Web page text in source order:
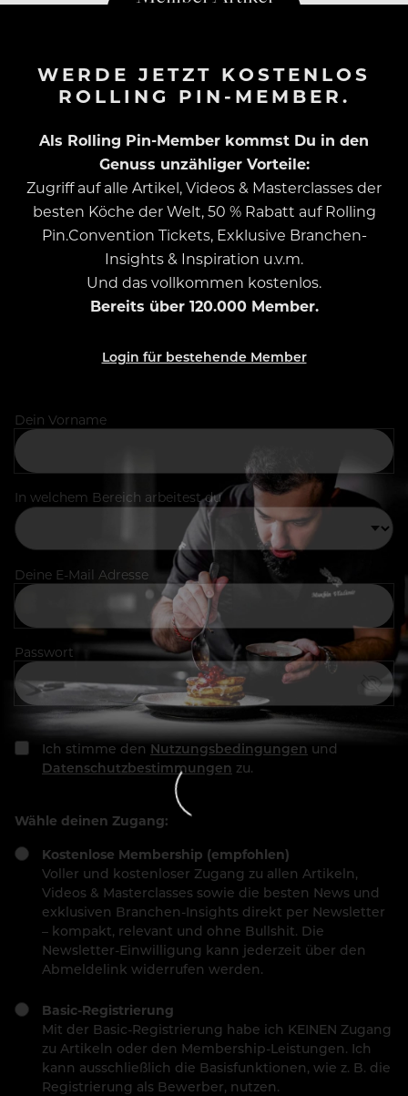
WERDE JETZT KOSTENLOS
ROLLING PIN-MEMBER.
Als Rolling Pin-Member kommst Du in den
Genuss unzähliger Vorteile:
Zugriff auf alle Artikel, Videos & Masterclasses der
besten Köche der Welt, 50 % Rabatt auf Rolling
Pin.Convention Tickets, Exklusive Branchen-
Insights & Inspiration u.v.m.
Und das vollkommen kostenlos.
Bereits über 120.000 Member.
Login für bestehende Member
Dein Vorname
In welchem Bereich arbeitest du
Deine E-Mail Adresse
Passwort
Ich stimme den Nutzungsbedingungen und
Datenschutzbestimmungen zu.
Wähle deinen Zugang:
Kostenlose Membership (empfohlen)
Voller und kostenloser Zugang zu allen Artikeln,
Videos & Masterclasses sowie die besten News und
exklusiven Branchen-Insights direkt per Newsletter
– kompakt, relevant und ohne Bullshit. Die
Newsletter-Einwilligung kann jederzeit über den
Abmeldelink widerrufen werden.
Basic-Registrierung
Mit der Basic-Registrierung habe ich KEINEN Zugang
zu Artikeln oder den Membership-Leistungen. Ich
kann ausschließlich die Basisfunktionen, wie z. B. die
Registrierung als Bewerber, nutzen.